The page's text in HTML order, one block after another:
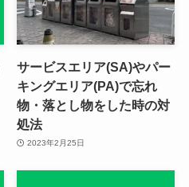
サービスエリア(SA)やパー
キングエリア(PA)で忘れ
物・落とし物をした時の対
処法
2023年2月25日